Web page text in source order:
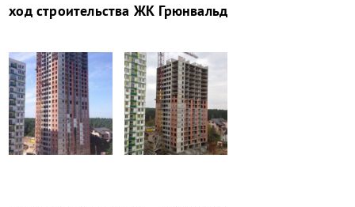
ход строительства ЖК Грюнвальд